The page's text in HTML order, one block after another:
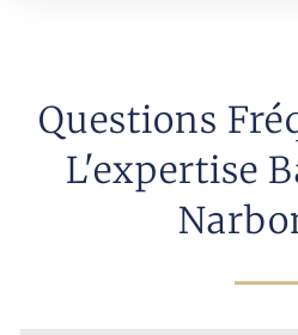
Questions
L'expertise